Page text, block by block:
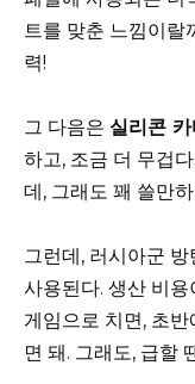
트를 맞춘 느낌이랄
력!
그 다음은 실리콘
하고, 조금 더 무겁
데, 그래도 꽤 쓸만
그런데, 러시아군 방
사용된다. 생산 비
게임으로 치면, 초
면 돼. 그래도, 급할